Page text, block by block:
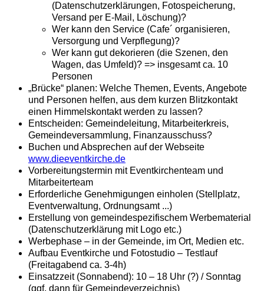
(Datenschutzerklärungen, Fotospeicherung,
Versand per E-Mail, Löschung)?
Wer kann den Service (Cafe´ organisieren,
Versorgung und Verpflegung)?
Wer kann gut dekorieren (die Szenen, den
Wagen, das Umfeld)? => insgesamt ca. 10
Personen
„Brücke“ planen: Welche Themen, Events, Angebote
und Personen helfen, aus dem kurzen Blitzkontakt
einen Himmelskontakt werden zu lassen?
Entscheiden: Gemeindeleitung, Mitarbeiterkreis,
Gemeindeversammlung, Finanzausschuss?
Buchen und Absprechen auf der Webseite
www.dieeventkirche.de
Vorbereitungstermin mit Eventkirchenteam und
Mitarbeiterteam
Erforderliche Genehmigungen einholen (Stellplatz,
Eventverwaltung, Ordnungsamt ...)
Erstellung von gemeindespezifischem Werbematerial
(Datenschutzerklärung mit Logo etc.)
Werbephase – in der Gemeinde, im Ort, Medien etc.
Aufbau Eventkirche und Fotostudio – Testlauf
(Freitagabend ca. 3-4h)
Einsatzzeit (Sonnabend): 10 – 18 Uhr (?) / Sonntag
(ggf. dann für Gemeindeverzeichnis)